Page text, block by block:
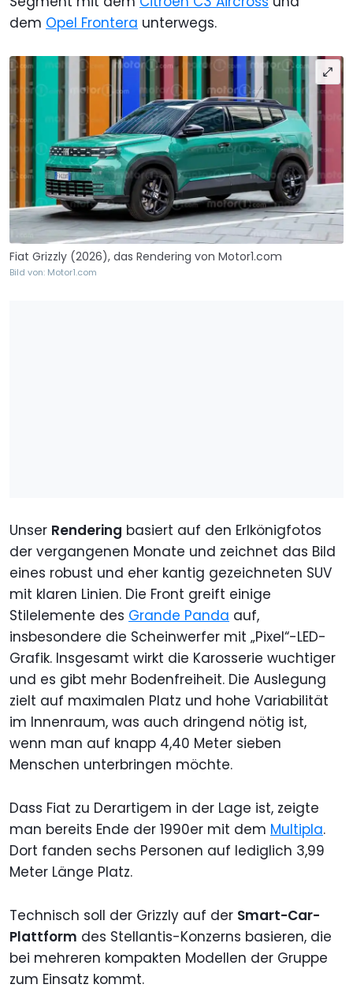
dem Opel Frontera unterwegs.
Fiat Grizzly (2026), das Rendering von Motor1.com
Bild von: Motor1.com
Unser Rendering basiert auf den Erlkönigfotos
der vergangenen Monate und zeichnet das Bild
eines robust und eher kantig gezeichneten SUV
mit klaren Linien. Die Front greift einige
Stilelemente des Grande Panda auf,
insbesondere die Scheinwerfer mit „Pixel“-LED-
Grafik. Insgesamt wirkt die Karosserie wuchtiger
und es gibt mehr Bodenfreiheit. Die Auslegung
zielt auf maximalen Platz und hohe Variabilität
im Innenraum, was auch dringend nötig ist,
wenn man auf knapp 4,40 Meter sieben
Menschen unterbringen möchte.
Dass Fiat zu Derartigem in der Lage ist, zeigte
man bereits Ende der 1990er mit dem Multipla.
Dort fanden sechs Personen auf lediglich 3,99
Meter Länge Platz.
Technisch soll der Grizzly auf der Smart-Car-
Plattform des Stellantis-Konzerns basieren, die
bei mehreren kompakten Modellen der Gruppe
zum Einsatz kommt.